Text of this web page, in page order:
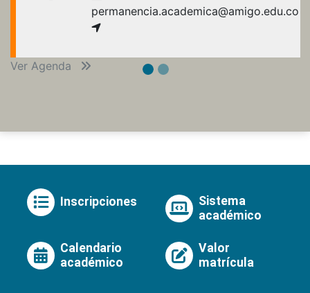
permanencia.academica@amigo.edu.co
Ver Agenda
Inscripciones
Sistema
académico
Calendario
académico
Valor
matrícula